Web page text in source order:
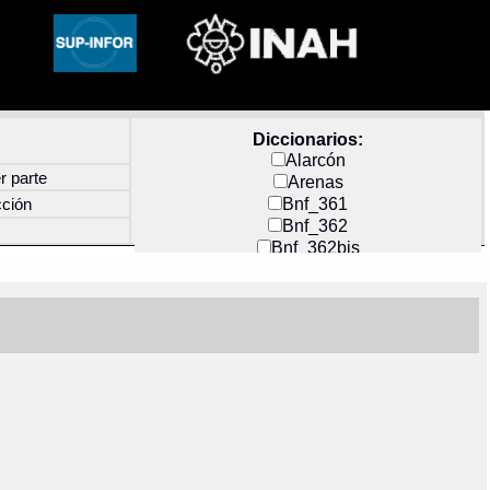
Diccionarios:
Alarcón
Arenas
Bnf_361
Bnf_362
Bnf_362bis
Docs_México
parte